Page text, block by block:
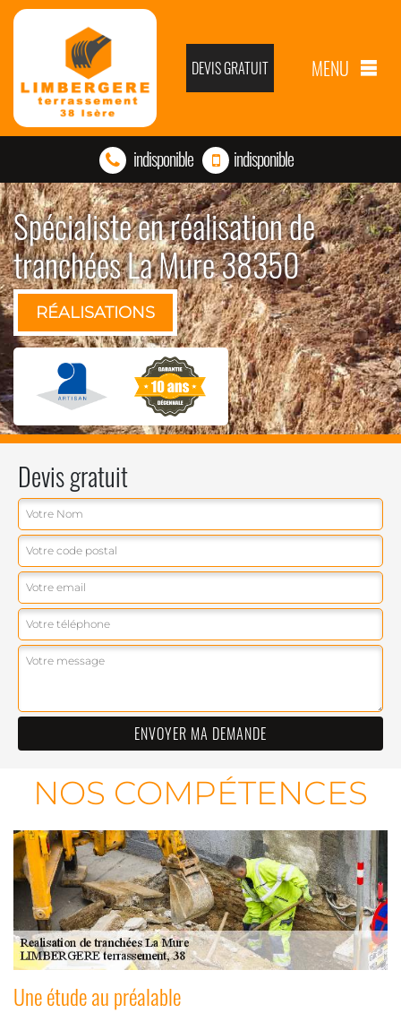
DEVIS GRATUIT MENU
indisponible indisponible
Spécialiste en réalisation de
tranchées La Mure 38350
RÉALISATIONS
Devis gratuit
NOS COMPÉTENCES
Une étude au préalable